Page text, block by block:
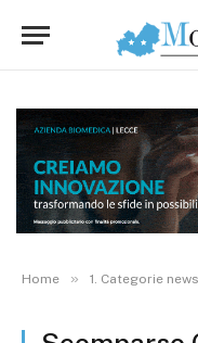
Home » 1. Categorie news